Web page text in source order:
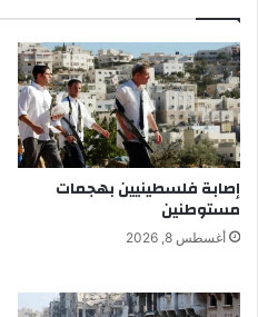
إصابة فلسطينيين بهجمات
مستوطنين
أغسطس 8, 2026